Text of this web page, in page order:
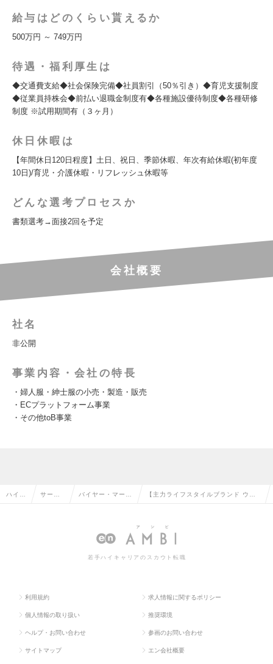
給与はどのくらい貰えるか
500万円 ～ 749万円
待遇・福利厚生は
◆交通費支給◆社会保険完備◆社員割引（50％引き）◆育児支援制度
◆従業員持株会◆前払い退職金制度有◆各種施設優待制度◆各種研修
制度 ※試用期間有（３ヶ月）
休日休暇は
【年間休日120日程度】土日、祝日、季節休暇、年次有給休暇(初年度
10日)/育児・介護休暇・リフレッシュ休暇等
どんな選考プロセスか
書類選考→面接2回を予定
会社概要
社名
非公開
事業内容・会社の特長
・婦人服・紳士服の小売・製造・販売
・ECプラットフォーム事業
・その他toB事業
ハイク サービ バイヤー・マーチ
D）・VMDの転職
【主力ライフスタイルブランド ウィ
レックス／働き方に定評有の求人情報
若手ハイキャリアのスカウト転職
利用規約 求人情報に関するポリシー
個人情報の取り扱い 推奨環境
ヘルプ・お問い合わせ 参画のお問い合わせ
サイトマップ エン会社概要